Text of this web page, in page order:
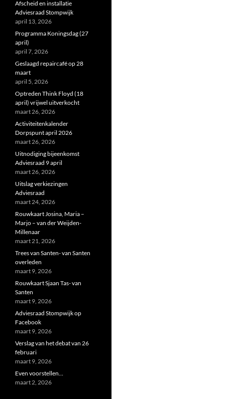
Afscheid en installatie
Adviesraad Stompwijk
april 13, 2026
Programma Koningsdag (27
april)
april 7, 2026
Geslaagd repaircafé op 28
maart
april 5, 2026
Optreden Think Floyd (18
april) vrijwel uitverkocht
maart 26, 2026
Activiteitenkalender
Dorpspunt april 2026
maart 26, 2026
Uitnodiging bijeenkomst
Adviesraad 9 april
maart 26, 2026
Uitslag verkiezingen
Adviesraad
maart 24, 2026
Rouwkaart Josina, Maria –
Marjo – van der Weijden-
Millenaar
maart 21, 2026
Trees van Santen- van Santen
overleden
maart 9, 2026
Rouwkaart Sjaan Tas- van
Santen
maart 9, 2026
Adviesraad Stompwijk op
Facebook
maart 9, 2026
Verslag van het debat van 26
februari
maart 9, 2026
Even voorstellen…
maart 2, 2026